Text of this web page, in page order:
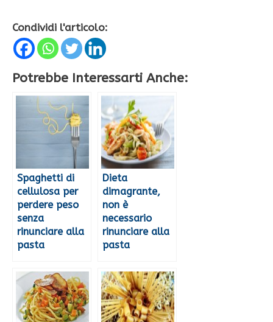
Condividi l'articolo:
Potrebbe Interessarti Anche:
Spaghetti di
cellulosa per
perdere peso
senza
rinunciare alla
pasta
Dieta
dimagrante,
non è
necessario
rinunciare alla
pasta